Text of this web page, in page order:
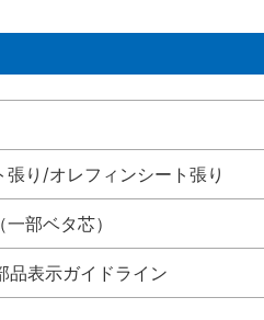
り/オレフィンシート張り
部ベタ芯）
表示ガイドライン